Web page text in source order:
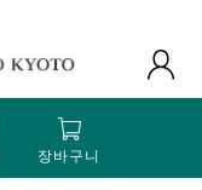
장바구니